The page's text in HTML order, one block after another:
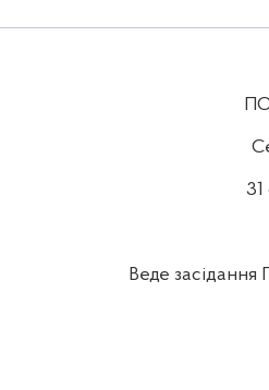
31
Веде засідання